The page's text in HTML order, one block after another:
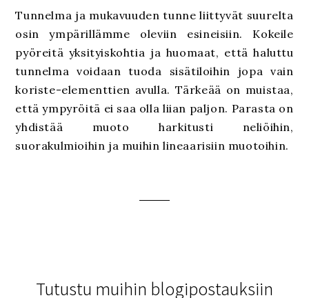
Tunnelma ja mukavuuden tunne liittyvät suurelta
osin ympärillämme oleviin esineisiin. Kokeile
pyöreitä yksityiskohtia ja huomaat, että haluttu
tunnelma voidaan tuoda sisätiloihin jopa vain
koriste-elementtien avulla. Tärkeää on muistaa,
että ympyröitä ei saa olla liian paljon. Parasta on
yhdistää muoto harkitusti neliöihin,
suorakulmioihin ja muihin lineaarisiin muotoihin.
Tutustu muihin blogipostauksiin